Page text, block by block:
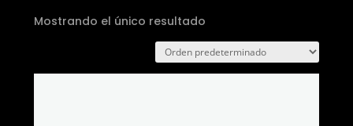
Mostrando el único resultado